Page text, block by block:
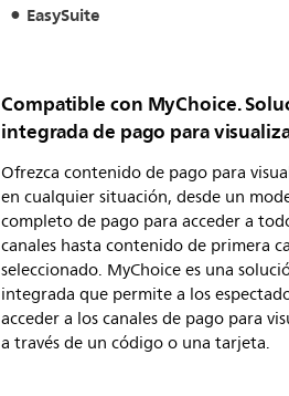
EasySuite
Compatible con MyChoice.
integrada de pago para
Ofrezca contenido de pago para
en cualquier situación, desde un
completo de pago para acceder a
canales hasta contenido de primera
seleccionado. MyChoice es una
integrada que permite a los
acceder a los canales de pago para
a través de un código o una tarjeta.